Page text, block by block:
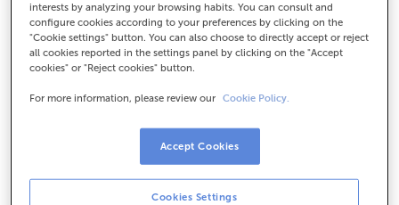
requisitos do nivel
Premium do Programa
Servizos ABANCA, podo
beneficiarme das súas
vantaxes?
interests by analyzing your browsing habits. You can consult and
configure cookies according to your preferences by clicking on the
"Cookie settings" button. You can also choose to directly accept or reject
all cookies reported in the settings panel by clicking on the "Accept
cookies" or "Reject cookies" button.
For more information, please review our Cookie Policy.
Cookies Settings
Accept Cookies